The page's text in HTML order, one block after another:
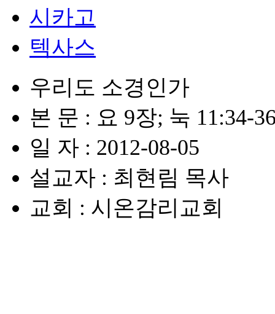
시카고
텍사스
우리도 소경인가
본 문 : 요 9장; 눅 11:34-
일 자 : 2012-08-05
설교자 : 최현림 목사
교회 : 시온감리교회